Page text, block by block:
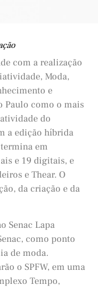
com a realização
Moda,
e
Paulo como o mais
do
a edição híbrida
em
e 19 digitais, e
e Thear. O
da criação e da
Senac Lapa
como ponto
de moda.
o SPFW, em uma
Tempo,